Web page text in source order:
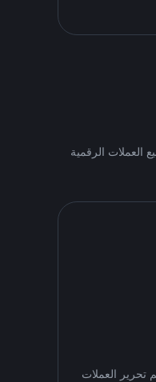
العملات الرقمية
تحرير العملات